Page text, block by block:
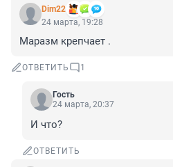
Dim22
24 марта, 19:28
Маразм крепчает .
ОТВЕТИТЬ 1
Гость
24 марта, 20:37
И что?
ОТВЕТИТЬ